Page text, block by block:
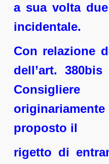
a sua volta
incidentale.
Con relazione
dell’art.
proposto il
rigetto di